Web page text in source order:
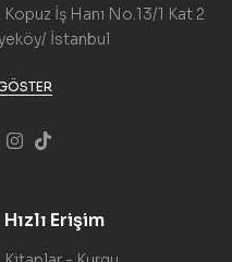
İş Hanı No.13/1 Kat 2
İstanbul
Hızlı Erişim